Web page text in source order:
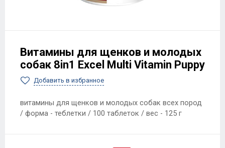
Витамины для щенков и молодых
собак 8in1 Excel Multi Vitamin Puppy
Добавить в избранное
витамины для щенков и молодых собак всех пород
/ форма - теблетки / 100 таблеток / вес - 125 г